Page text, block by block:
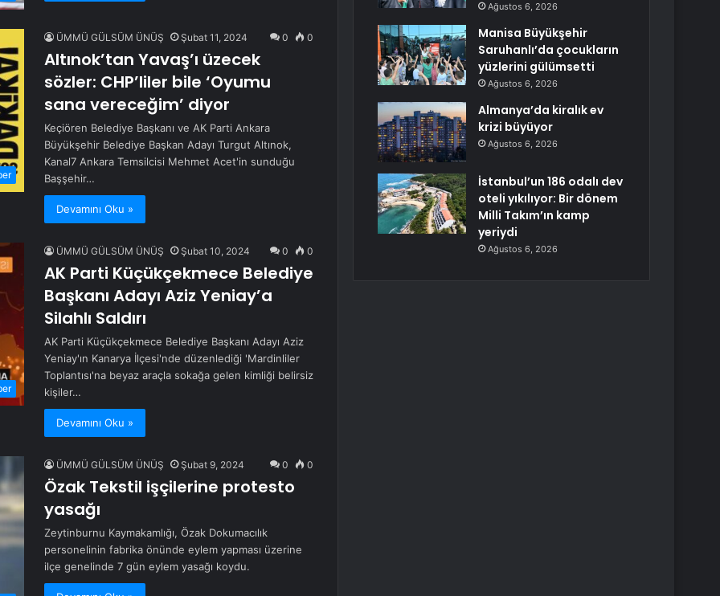
ÜMMÜ GÜLSÜM ÜNÜŞ Şubat 11, 2024 0 0
Altınok’tan Yavaş’ı üzecek
sözler: CHP’liler bile ‘Oyumu
sana vereceğim’ diyor
Keçiören Belediye Başkanı ve AK Parti Ankara
Büyükşehir Belediye Başkan Adayı Turgut Altınok,
Kanal7 Ankara Temsilcisi Mehmet Acet'in sunduğu
Başşehir…
Devamını Oku »
ÜMMÜ GÜLSÜM ÜNÜŞ Şubat 10, 2024 0 0
AK Parti Küçükçekmece Belediye
Başkanı Adayı Aziz Yeniay’a
Silahlı Saldırı
AK Parti Küçükçekmece Belediye Başkanı Adayı Aziz
Yeniay'ın Kanarya İlçesi'nde düzenlediği 'Mardinliler
Toplantısı'na beyaz araçla sokağa gelen kimliği belirsiz
kişiler…
Devamını Oku »
ÜMMÜ GÜLSÜM ÜNÜŞ Şubat 9, 2024 0 0
Özak Tekstil işçilerine protesto
yasağı
Zeytinburnu Kaymakamlığı, Özak Dokumacılık
personelinin fabrika önünde eylem yapması üzerine
ilçe genelinde 7 gün eylem yasağı koydu.
Ağustos 6, 2026
Manisa Büyükşehir
Saruhanlı’da çocukların
yüzlerini gülümsetti
Ağustos 6, 2026
Almanya’da kiralık ev
krizi büyüyor
Ağustos 6, 2026
İstanbul’un 186 odalı dev
oteli yıkılıyor: Bir dönem
Milli Takım’ın kamp
yeriydi
Ağustos 6, 2026